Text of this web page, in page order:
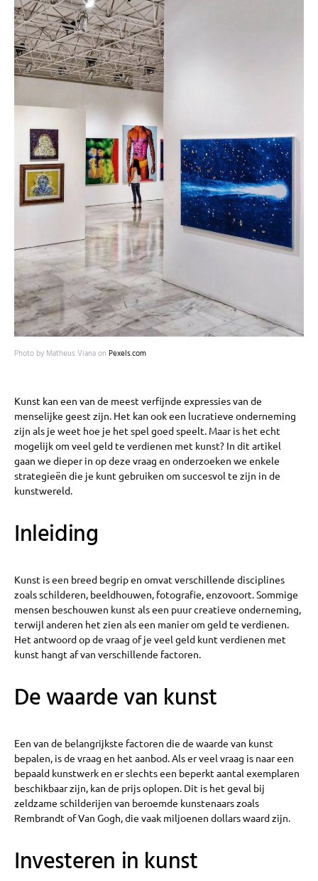
Photo by Matheus Viana on Pexels.com
Kunst kan een van de meest verfijnde expressies van de
menselijke geest zijn. Het kan ook een lucratieve onderneming
zijn als je weet hoe je het spel goed speelt. Maar is het echt
mogelijk om veel geld te verdienen met kunst? In dit artikel
gaan we dieper in op deze vraag en onderzoeken we enkele
strategieën die je kunt gebruiken om succesvol te zijn in de
kunstwereld.
Inleiding
Kunst is een breed begrip en omvat verschillende disciplines
zoals schilderen, beeldhouwen, fotografie, enzovoort. Sommige
mensen beschouwen kunst als een puur creatieve onderneming,
terwijl anderen het zien als een manier om geld te verdienen.
Het antwoord op de vraag of je veel geld kunt verdienen met
kunst hangt af van verschillende factoren.
De waarde van kunst
Een van de belangrijkste factoren die de waarde van kunst
bepalen, is de vraag en het aanbod. Als er veel vraag is naar een
bepaald kunstwerk en er slechts een beperkt aantal exemplaren
beschikbaar zijn, kan de prijs oplopen. Dit is het geval bij
zeldzame schilderijen van beroemde kunstenaars zoals
Rembrandt of Van Gogh, die vaak miljoenen dollars waard zijn.
Investeren in kunst